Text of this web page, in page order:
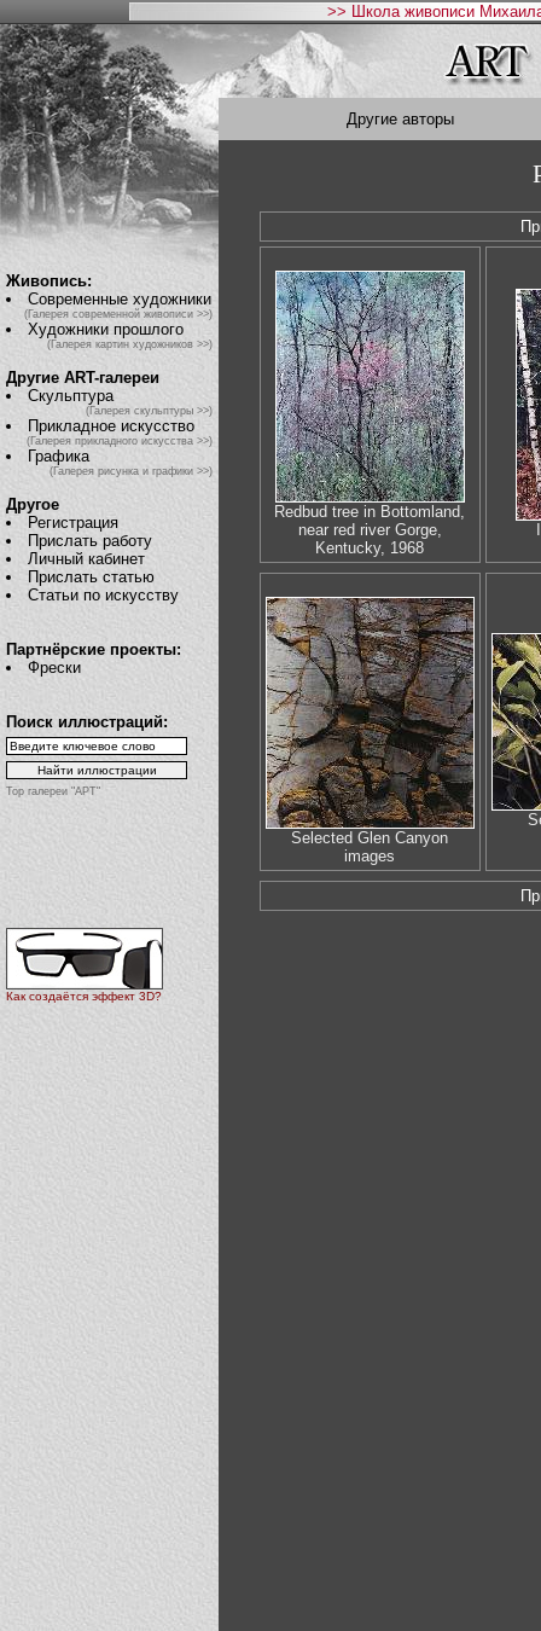
>> Школа живописи
Живопись:
Современные художники
(Галерея современной живописи >>)
Художники прошлого
(Галерея картин художников >>)
Другие ART-галереи
Скульптура
(Галерея скульптуры >>)
Прикладное искусство
(Галерея прикладного искусства >>)
Графика
(Галерея рисунка и графики >>)
Другое
Регистрация
Прислать работу
Личный кабинет
Прислать статью
Статьи по искусству
Партнёрские проекты:
Фрески
Поиск иллюстраций:
Top галереи "АРТ"
Как создаётся эффект 3D?
Другие авторы
Redbud tree in Bottomland,
near red river Gorge,
Kentucky, 1968
Selected Glen Canyon
images